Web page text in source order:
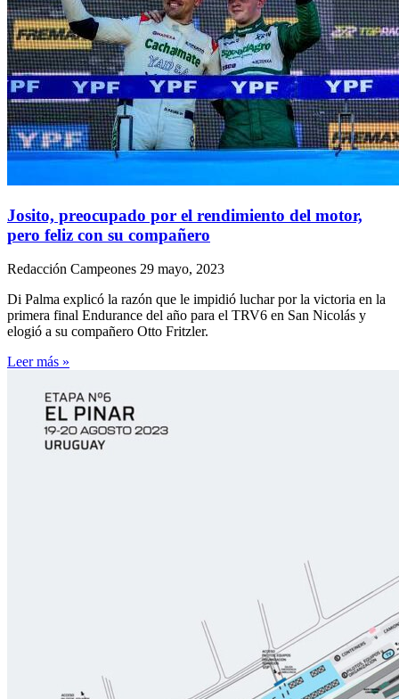
Josito, preocupado por el rendimiento del motor,
pero feliz con su compañero
Redacción Campeones 29 mayo, 2023
Di Palma explicó la razón que le impidió luchar por la victoria en la
primera final Endurance del año para el TRV6 en San Nicolás y
elogió a su compañero Otto Fritzler.
Leer más »